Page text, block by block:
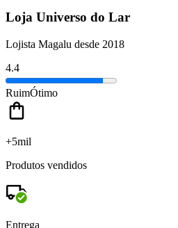
Loja Universo do Lar
Lojista Magalu desde 2018
4.4
RuimÓtimo
+5mil
Produtos vendidos
Entrega